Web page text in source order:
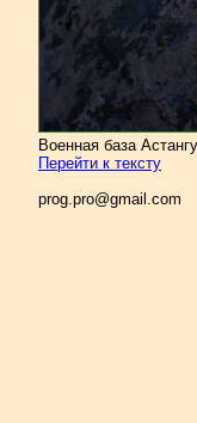
Военная база
Перейти к тексту
prog.pro@gmail.com